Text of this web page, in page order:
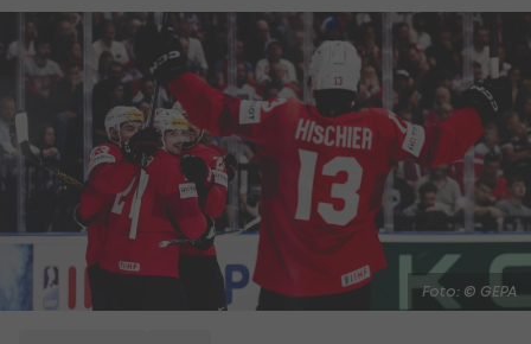
Foto: © GEPA